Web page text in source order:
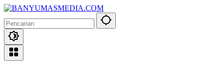
Langsung
konten